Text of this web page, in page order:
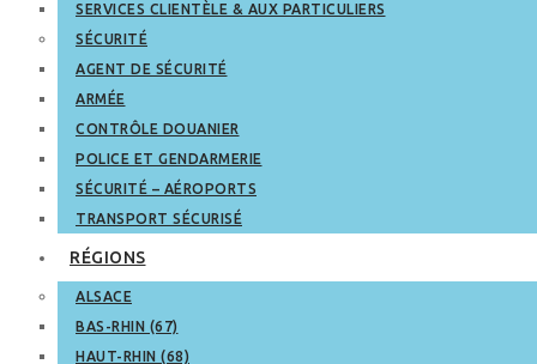
SERVICES CLIENTÈLE & AUX PARTICULIERS
SÉCURITÉ
AGENT DE SÉCURITÉ
ARMÉE
CONTRÔLE DOUANIER
POLICE ET GENDARMERIE
SÉCURITÉ – AÉROPORTS
TRANSPORT SÉCURISÉ
RÉGIONS
ALSACE
BAS-RHIN (67)
HAUT-RHIN (68)